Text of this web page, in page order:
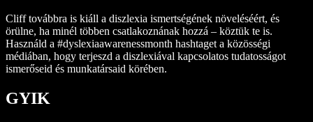
Cliff továbbra is kiáll a diszlexia ismertségének növeléséért, és
örülne, ha minél többen csatlakoznának hozzá – köztük te is.
Használd a #dyslexiaawarenessmonth hashtaget a közösségi
médiában, hogy terjeszd a diszlexiával kapcsolatos tudatosságot
ismerőseid és munkatársaid körében.
GYIK